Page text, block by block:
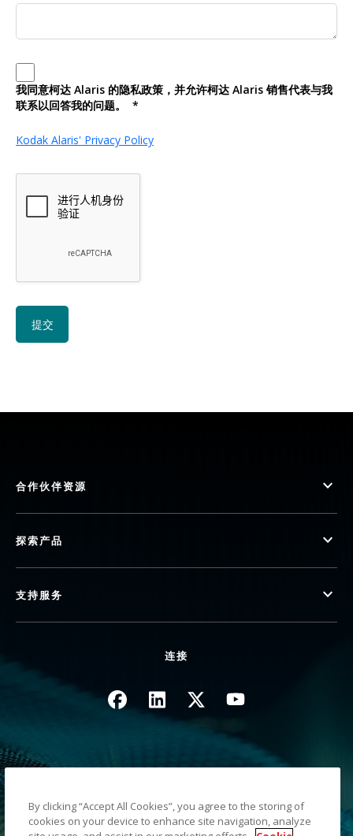
我同意柯达 Alaris 的隐私政策，并允许柯达 Alaris 销售代表与我
联系以回答我的问题。
Kodak Alaris' Privacy Policy
合作伙伴资源
探索产品
支持服务
连接
图像 图像 图像 图像
加利福尼亚州收款通知
请勿共享我的个人信息
By clicking “Accept All Cookies”, you agree to the storing of
cookies on your device to enhance site navigation, analyze